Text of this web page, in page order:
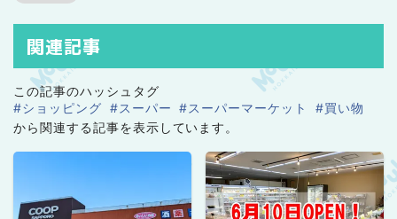
関連記事
この記事のハッシュタグ
#ショッピング #スーパー #スーパーマーケット
#買い物
から関連する記事を表示しています。